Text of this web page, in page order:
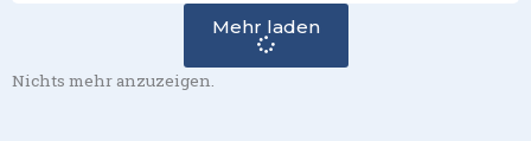
Mehr laden
Nichts mehr anzuzeigen.